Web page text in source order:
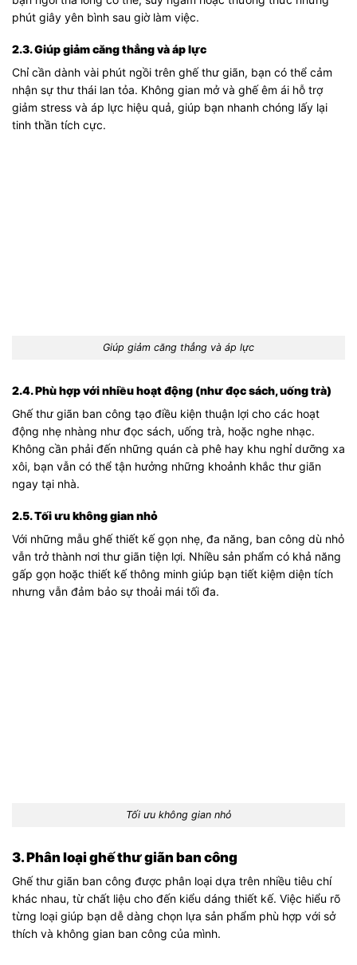
phút giây yên bình sau giờ làm việc.
2.3. Giúp giảm căng thẳng và áp lực
Chỉ cần dành vài phút ngồi trên ghế thư giãn, bạn có thể cảm
nhận sự thư thái lan tỏa. Không gian mở và ghế êm ái hỗ trợ
giảm stress và áp lực hiệu quả, giúp bạn nhanh chóng lấy lại
tinh thần tích cực.
Giúp giảm căng thẳng và áp lực
2.4. Phù hợp với nhiều hoạt động (như đọc sách, uống trà)
Ghế thư giãn ban công tạo điều kiện thuận lợi cho các hoạt
động nhẹ nhàng như đọc sách, uống trà, hoặc nghe nhạc.
Không cần phải đến những quán cà phê hay khu nghỉ dưỡng xa
xôi, bạn vẫn có thể tận hưởng những khoảnh khắc thư giãn
ngay tại nhà.
2.5. Tối ưu không gian nhỏ
Với những mẫu ghế thiết kế gọn nhẹ, đa năng, ban công dù nhỏ
vẫn trở thành nơi thư giãn tiện lợi. Nhiều sản phẩm có khả năng
gấp gọn hoặc thiết kế thông minh giúp bạn tiết kiệm diện tích
nhưng vẫn đảm bảo sự thoải mái tối đa.
Tối ưu không gian nhỏ
3. Phân loại ghế thư giãn ban công
Ghế thư giãn ban công được phân loại dựa trên nhiều tiêu chí
khác nhau, từ chất liệu cho đến kiểu dáng thiết kế. Việc hiểu rõ
từng loại giúp bạn dễ dàng chọn lựa sản phẩm phù hợp với sở
thích và không gian ban công của mình.